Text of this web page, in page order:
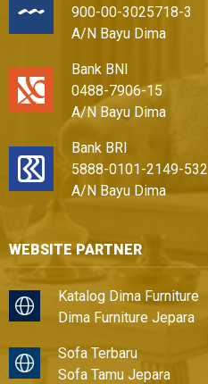
900-00-3025718-3
A/N Bayu Dima
Bank BNI
0488-7906-15
A/N Bayu Dima
Bank BRI
5888-0101-2149-532
A/N Bayu Dima
WEBSITE PARTNER
Katalog Dima Furniture
Dima Furniture Jepara
Sofa Terbaru
Sofa Tamu Jepara